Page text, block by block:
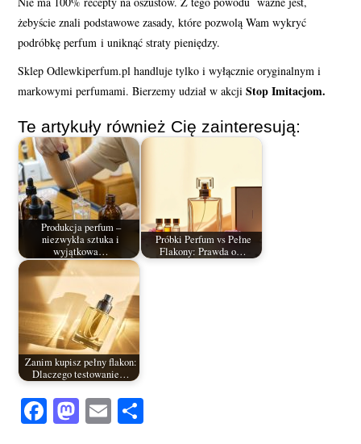
żebyście znali podstawowe zasady, które pozwolą Wam wykryć
podróbkę perfum i uniknąć straty pieniędzy.
Sklep Odlewkiperfum.pl handluje tylko i wyłącznie oryginalnym i
markowymi perfumami. Bierzemy udział w akcji Stop Imitacjom.
Te artykuły również Cię zainteresują:
Produkcja perfum –
niezwykła sztuka i
wyjątkowa…
Próbki Perfum vs Pełne
Flakony: Prawda o…
Zanim kupisz pełny flakon:
Dlaczego testowanie…
Fa M E